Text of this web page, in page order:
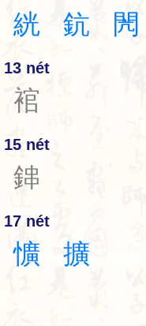
絖 鈧 閌
13 nét
䘾
15 nét
鋛
17 nét
懭 擴